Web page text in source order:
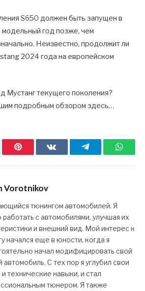
S650 должен быть запущен в
год позже, чем
Неизвестно, продолжит ли
2024 года на европейском
Мустанг текущего поколения?
подробным обзором здесь…
Pinterest ВКонтактеTelegram
Vorotnikov
тюнингом автомобилей. Я
с автомобилями, улучшая их
и внешний вид. Мой интерес к
начался еще в юности, когда я
начал модифицировать свой
автомобиль. С тех пор я углубил свои
и технические навыки, и стал
тюнером. Я также